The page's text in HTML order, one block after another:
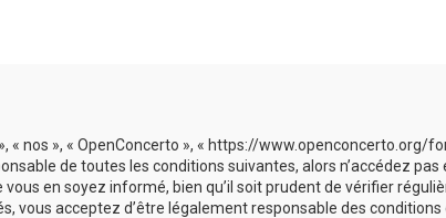
« nos », « OpenConcerto », « https://
de toutes les conditions suivantes, alors n’accédez
en soyez informé, bien qu’il soit prudent de vérifier
vous acceptez d’être légalement responsable des